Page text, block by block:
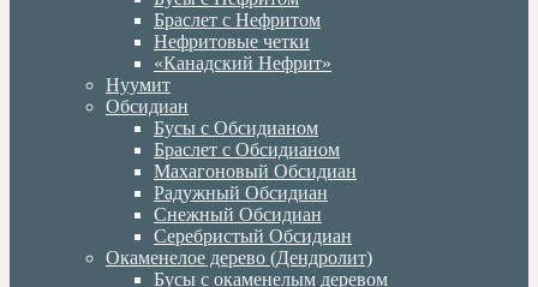
Браслет с Нефритом
Нефритовые четки
«Канадский Нефрит»
Нуумит
Обсидиан
Бусы с Обсидианом
Браслет с Обсидианом
Махагоновый Обсидиан
Радужный Обсидиан
Снежный Обсидиан
Серебристый Обсидиан
Окаменелое дерево (Дендролит)
Бусы с окаменелым деревом